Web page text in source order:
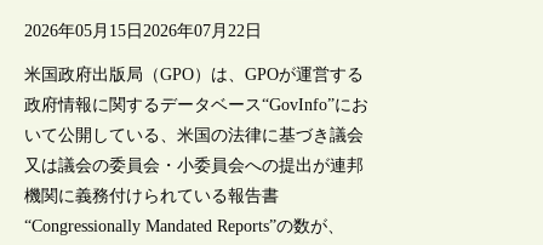
2026年05月15日 2026年07月22日
米国政府出版局（GPO）は、GPOが運営する
政府情報に関するデータベース“GovInfo”にお
いて公開している、米国の法律に基づき議会
又は議会の委員会・小委員会への提出が連邦
機関に義務付けられている報告書
“Congressionally Mandated Reports”の数が、